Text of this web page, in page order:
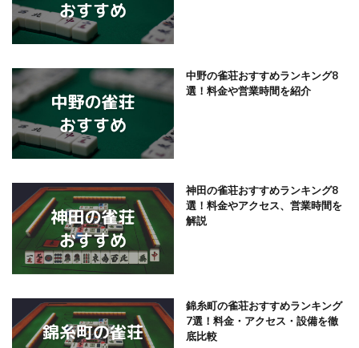
中野の雀荘おすすめランキング8
選！料金や営業時間を紹介
神田の雀荘おすすめランキング8
選！料金やアクセス、営業時間を
解説
錦糸町の雀荘おすすめランキング
7選！料金・アクセス・設備を徹
底比較